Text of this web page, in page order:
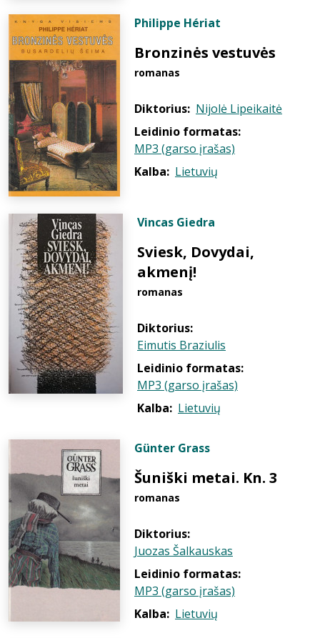
Philippe Hériat
Bronzinės vestuvės
romanas
Diktorius: Nijolė Lipeikaitė
Leidinio formatas:
MP3 (garso įrašas)
Kalba: Lietuvių
Vincas Giedra
Sviesk, Dovydai,
akmenį!
romanas
Diktorius:
Eimutis Braziulis
Leidinio formatas:
MP3 (garso įrašas)
Kalba: Lietuvių
Günter Grass
Šuniški metai. Kn. 3
romanas
Diktorius:
Juozas Šalkauskas
Leidinio formatas:
MP3 (garso įrašas)
Kalba: Lietuvių